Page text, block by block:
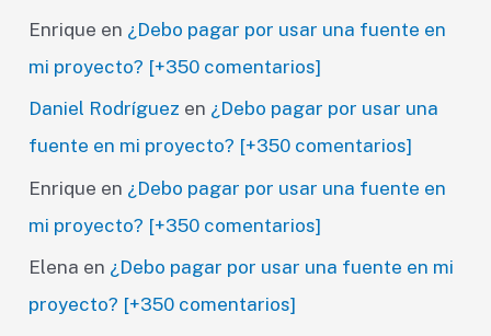
Enrique en ¿Debo pagar por usar una fuente en
mi proyecto? [+350 comentarios]
Daniel Rodríguez en ¿Debo pagar por usar una
fuente en mi proyecto? [+350 comentarios]
Enrique en ¿Debo pagar por usar una fuente en
mi proyecto? [+350 comentarios]
Elena en ¿Debo pagar por usar una fuente en mi
proyecto? [+350 comentarios]